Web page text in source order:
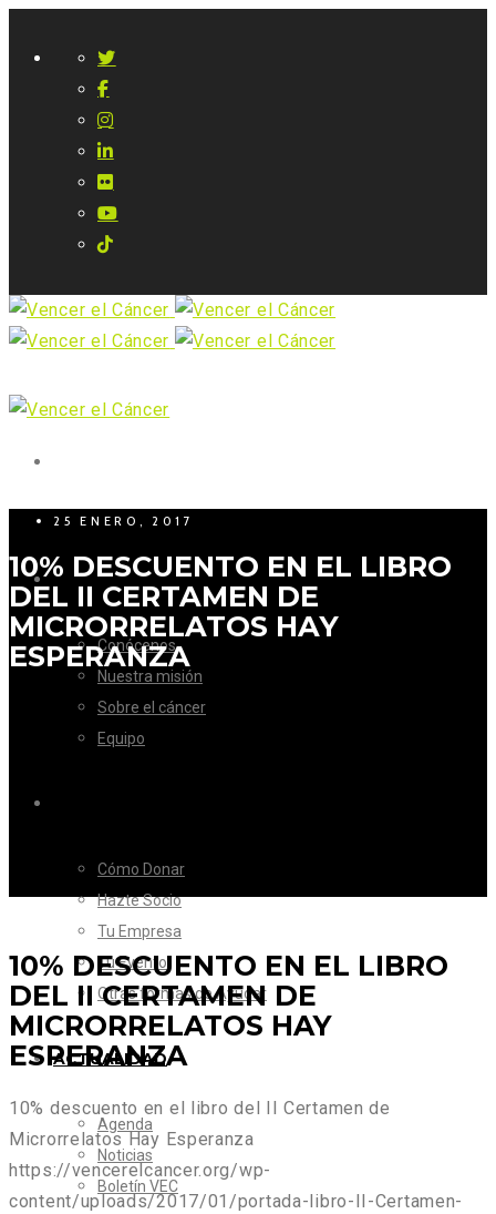
LA FUNDACIÓN
Conócenos
Nuestra misión
Sobre el cáncer
Equipo
Cómo Donar
Hazte Socio
Tu Empresa
Tu Evento
Otras formas de Ayudar
ACTUALIDAD
Agenda
Noticias
Boletín VEC
25 ENERO, 2017
10% DESCUENTO EN EL LIBRO
DEL II CERTAMEN DE
MICRORRELATOS HAY
ESPERANZA
10% DESCUENTO EN EL LIBRO
DEL II CERTAMEN DE
MICRORRELATOS HAY
ESPERANZA
10% descuento en el libro del II Certamen de
Microrrelatos Hay Esperanza
https://vencerelcancer.org/wp-
content/uploads/2017/01/portada-libro-II-Certamen-